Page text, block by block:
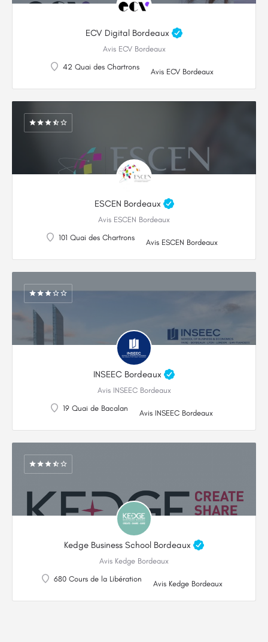
ECV Digital Bordeaux
Avis ECV Bordeaux
42 Quai des Chartrons
Avis ECV Bordeaux
ESCEN Bordeaux
Avis ESCEN Bordeaux
101 Quai des Chartrons
Avis ESCEN Bordeaux
INSEEC Bordeaux
Avis INSEEC Bordeaux
19 Quai de Bacalan
Avis INSEEC Bordeaux
Kedge Business School Bordeaux
Avis Kedge Bordeaux
680 Cours de la Libération
Avis Kedge Bordeaux